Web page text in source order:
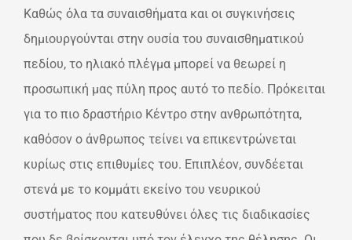
Καθώς όλα τα συναισθήματα και οι συγκινήσεις
δημιουργούνται στην ουσία του συναισθηματικού
πεδίου, το ηλιακό πλέγμα μπορεί να θεωρεί η
προσωπική μας πύλη προς αυτό το πεδίο. Πρόκειται
για το πιο δραστήριο Κέντρο στην ανθρωπότητα,
καθόσον ο άνθρωπος τείνει να επικεντρώνεται
κυρίως στις επιθυμίες του. Επιπλέον, συνδέεται
στενά με το κομμάτι εκείνο του νευρικού
συστήματος που κατευθύνει όλες τις διαδικασίες